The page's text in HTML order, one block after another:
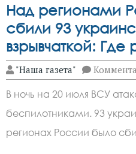
Над регионами
сбили 93
взрывчаткой:
"Наша газета"
В ночь на 20 июля ВСУ
беспилотниками. 93
регионах России было